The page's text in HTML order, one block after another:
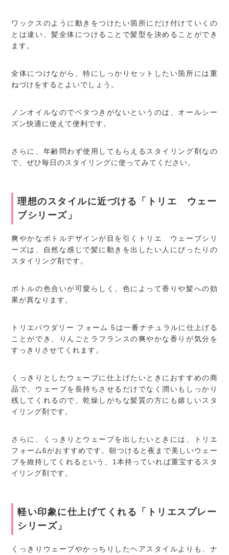
ワックスのように動きをつけたい箇所にだけ付けていくの
とは違い、髪全体につけることで髪型を決めることができ
ます。
全体につけながら、特にしっかりセットしたい箇所には重
ねづけをするとよいでしょう。
ノンオイルなのでベタつきがないというのは、オールシー
ズン快適に使えて便利です。
さらに、年齢問わず使用してもらえるスタイリング剤なの
で、ぜひ毎日のスタイリングに使ってみてください。
理想のスタイルに近づける「トリエ ウェー
ブシリーズ」
爽やかなボトルデザインが目を引くトリエ ウェーブシリ
ーズは、自然な感じで髪に動きを出したい人にぴったりの
スタイリング剤です。
ボトルの色合いが可愛らしく、色によって香りや髪への効
果が異なります。
トリエパウダリー フォーム 5は一番ナチュラルに仕上げる
ことができ、りんごとラフランスの爽やかな香りが気分を
すっきりさせてくれます。
くっきりとしたウェーブに仕上げたいときにおすすめの商
品で、ウェーブを長持ちさせるだけでなく潤いもしっかり
残してくれるので、乾燥しがちな髪質の方にも嬉しいスタ
イリング剤です。
さらに、くっきりとウェーブを出したいときには、トリエ
フォーム6がおすすめです。朝つけると夜まで美しいウェー
ブを維持してくれるという、1本持っていれば重宝するスタ
イリング剤です。
軽い印象に仕上げてくれる「トリエスプレー
シリーズ」
くっきりウェーブやかっちりしたヘアスタイルよりも、ナ